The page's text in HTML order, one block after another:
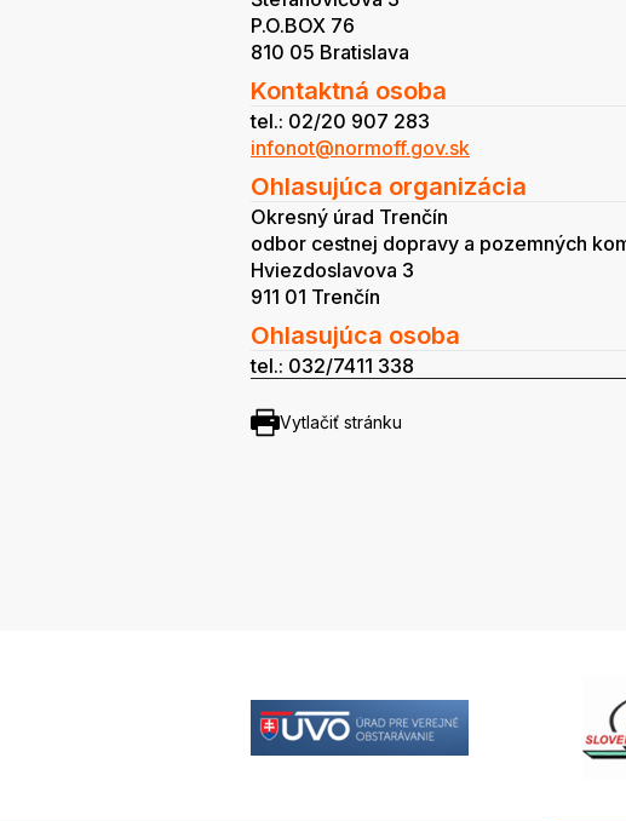
P.O.BOX 76
810 05 Bratislava
Kontaktná osoba
tel.: 02/20 907 283
infonot@normoff.gov.sk
Ohlasujúca organizácia
Okresný úrad Trenčín
odbor cestnej dopravy a pozemných
Hviezdoslavova 3
911 01 Trenčín
Ohlasujúca osoba
tel.: 032/7411 338
Vytlačiť stránku